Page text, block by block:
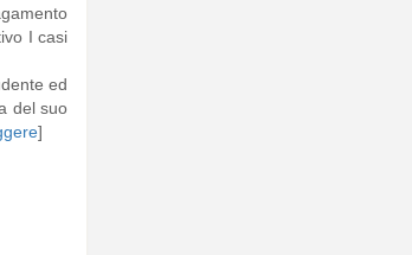
I casi
ed
del suo
]